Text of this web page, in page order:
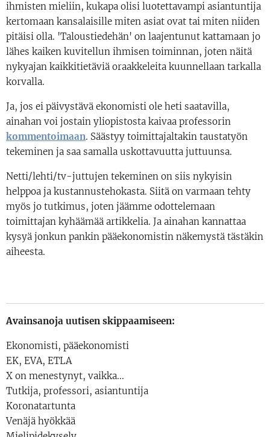
ihmisten mieliin, kukapa olisi luotettavampi asiantuntija
kertomaan kansalaisille miten asiat ovat tai miten niiden
pitäisi olla. 'Taloustiedehän' on laajentunut kattamaan jo
lähes kaiken kuvitellun ihmisen toiminnan, joten näitä
nykyajan kaikkitietäviä oraakkeleita kuunnellaan tarkalla
korvalla.
Ja, jos ei päivystävä ekonomisti ole heti saatavilla,
ainahan voi jostain yliopistosta kaivaa professorin
kommentoimaan. Säästyy toimittajaltakin taustatyön
tekeminen ja saa samalla uskottavuutta juttuunsa.
Netti/lehti/tv-juttujen tekeminen on siis nykyisin
helppoa ja kustannustehokasta. Siitä on varmaan tehty
myös jo tutkimus, joten jäämme odottelemaan
toimittajan kyhäämää artikkelia. Ja ainahan kannattaa
kysyä jonkun pankin pääekonomistin näkemystä tästäkin
aiheesta.
Avainsanoja uutisen skippaamiseen:
Ekonomisti, pääekonomisti
EK, EVA, ETLA
X on menestynyt, vaikka...
Tutkija, professori, asiantuntija
Koronatartunta
Venäjä hyökkää